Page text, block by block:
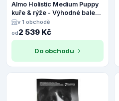
Almo Holistic Medium Puppy
kuře & rýže - Výhodné balení:
2 x 12 kg
v 1 obchodě
od2 539 Kč
Do obchodu